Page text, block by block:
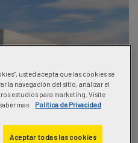
la determinada por el índice de
usted acepta que las cookies se
la navegación del sitio, analizar el
estudios para marketing. Visite
mas.
Politica de Privacidad
Aceptar todas las cookies